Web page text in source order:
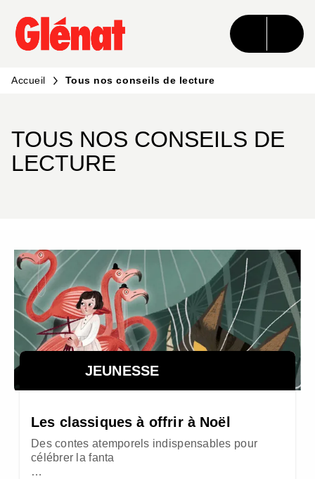
MENU RECHERCHE CONTENU
PIED DE PAGE
Accueil Tous nos conseils de lecture
TOUS NOS CONSEILS DE
LECTURE
JEUNESSE
Les classiques à offrir à Noël
Des contes atemporels indispensables pour
célébrer la fanta
…